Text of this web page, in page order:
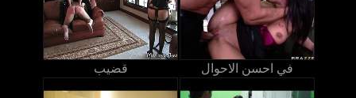
قضيب في احسن الاحوال